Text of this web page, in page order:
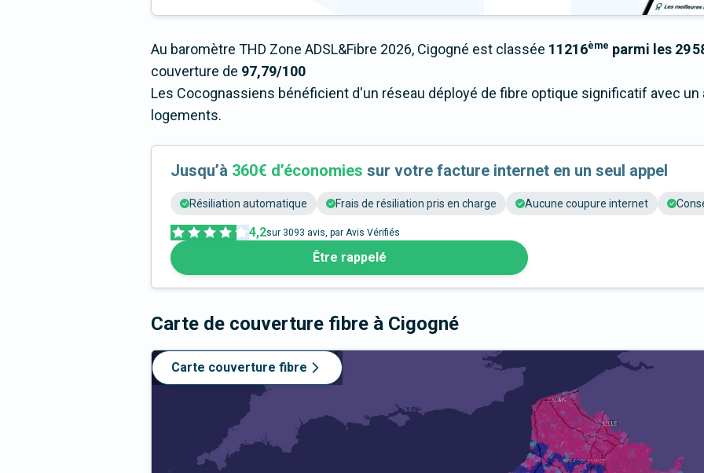
Au baromètre THD Zone ADSL&Fibre 2026, Cigogné est classée 11216ème parmi les 29
couverture de 97,79/100
Les Cocognassiens bénéficient d'un réseau déployé de fibre optique significatif avec un
logements.
Jusqu’à 360€ d’économies sur votre facture internet en un seul appel
Résiliation automatique Frais de résiliation pris en charge Aucune coupure internet
4,2sur 3093 avis, par Avis Vérifiés
Être rappelé
Carte de couverture fibre à Cigogné
Carte couverture fibre